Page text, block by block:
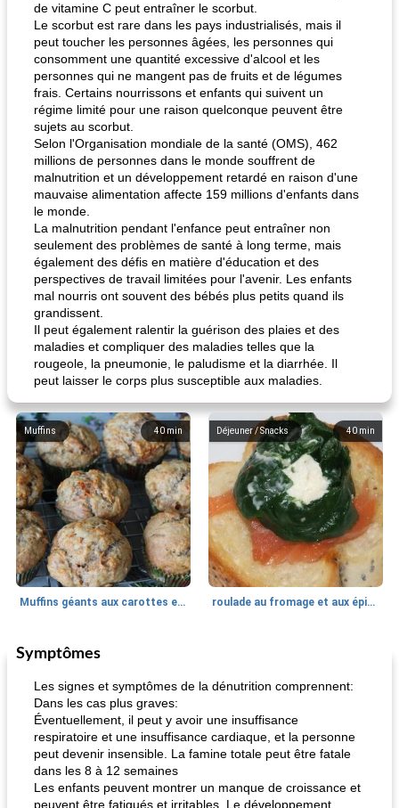
de vitamine C peut entraîner le scorbut.
Le scorbut est rare dans les pays industrialisés, mais il
peut toucher les personnes âgées, les personnes qui
consomment une quantité excessive d'alcool et les
personnes qui ne mangent pas de fruits et de légumes
frais. Certains nourrissons et enfants qui suivent un
régime limité pour une raison quelconque peuvent être
sujets au scorbut.
Selon l'Organisation mondiale de la santé (OMS), 462
millions de personnes dans le monde souffrent de
malnutrition et un développement retardé en raison d'une
mauvaise alimentation affecte 159 millions d'enfants dans
le monde.
La malnutrition pendant l'enfance peut entraîner non
seulement des problèmes de santé à long terme, mais
également des défis en matière d'éducation et des
perspectives de travail limitées pour l'avenir. Les enfants
mal nourris ont souvent des bébés plus petits quand ils
grandissent.
Il peut également ralentir la guérison des plaies et des
maladies et compliquer des maladies telles que la
rougeole, la pneumonie, le paludisme et la diarrhée. Il
peut laisser le corps plus susceptible aux maladies.
40 min
Muffins
Muffins géants aux carottes et à la banane de Nif
40 min
Déjeuner / Snacks
roulade au fromage et aux épinards
Marques de confiance: recettes et
astuces
Symptômes
Les signes et symptômes de la dénutrition comprennent:
Dans les cas plus graves:
Éventuellement, il peut y avoir une insuffisance
respiratoire et une insuffisance cardiaque, et la personne
peut devenir insensible. La famine totale peut être fatale
dans les 8 à 12 semaines
Les enfants peuvent montrer un manque de croissance et
peuvent être fatigués et irritables. Le développement